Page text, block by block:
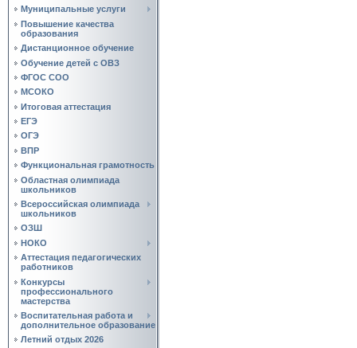
Муниципальные услуги
Повышение качества
образования
Дистанционное обучение
Обучение детей с ОВЗ
ФГОС СОО
МСОКО
Итоговая аттестация
ЕГЭ
ОГЭ
ВПР
Функциональная грамотность
Областная олимпиада
школьников
Всероссийская олимпиада
школьников
ОЗШ
НОКО
Аттестация педагогических
работников
Конкурсы
профессионального
мастерства
Воспитательная работа и
дополнительное образование
Летний отдых 2026